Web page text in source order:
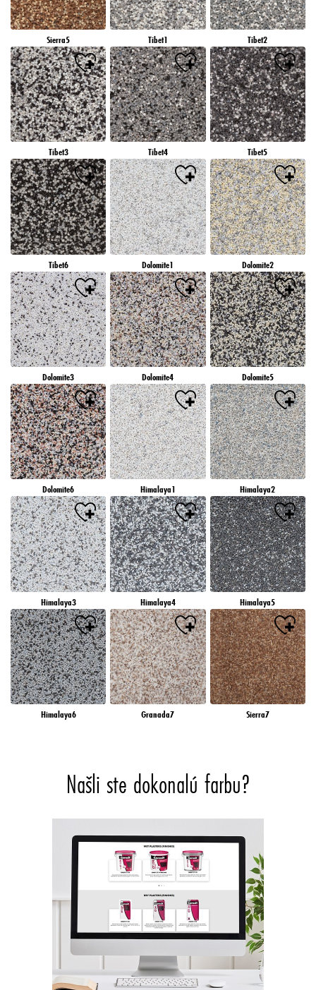
Sierra5 Tibet1 Tibet2
Tibet3 Tibet4 Tibet5
Tibet6 Dolomite1 Dolomite2
Dolomite3 Dolomite4 Dolomite5
Dolomite6 Himalaya1 Himalaya2
Himalaya3 Himalaya4 Himalaya5
Himalaya6 Granada7 Sierra7
Našli ste dokonalú farbu?